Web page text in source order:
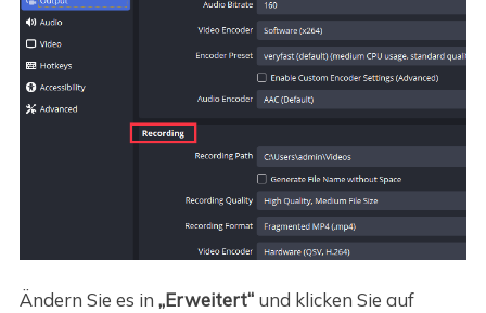
Ändern Sie es in „Erweitert“und klicken Sie auf